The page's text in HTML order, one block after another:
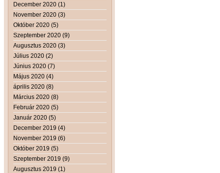
December 2020 (1)
November 2020 (3)
Október 2020 (5)
Szeptember 2020 (9)
Augusztus 2020 (3)
Július 2020 (2)
Június 2020 (7)
Május 2020 (4)
április 2020 (8)
Március 2020 (8)
Február 2020 (5)
Január 2020 (5)
December 2019 (4)
November 2019 (6)
Október 2019 (5)
Szeptember 2019 (9)
Augusztus 2019 (1)